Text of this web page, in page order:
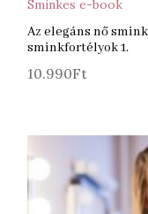
Sminkes e-book
Az elegáns nő
sminkfortélyok 1.
10.990Ft